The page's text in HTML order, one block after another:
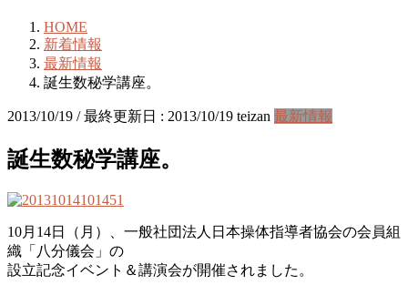
HOME
新着情報
最新情報
誕生数秘学講座。
2013/10/19 / 最終更新日 : 2013/10/19 teizan 最新情報
誕生数秘学講座。
10月14日（月）、一般社団法人日本操体指導者協会の会員組
織「八分儀会」の
設立記念イベント＆講演会が開催されました。